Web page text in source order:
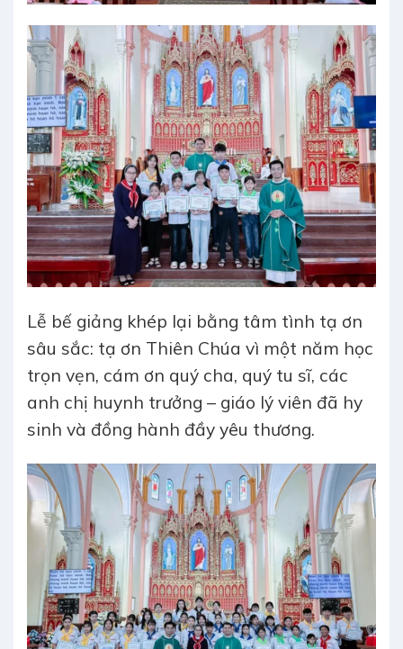
Lễ bế giảng khép lại bằng tâm tình tạ ơn
sâu sắc: tạ ơn Thiên Chúa vì một năm học
trọn vẹn, cám ơn quý cha, quý tu sĩ, các
anh chị huynh trưởng – giáo lý viên đã hy
sinh và đồng hành đầy yêu thương.